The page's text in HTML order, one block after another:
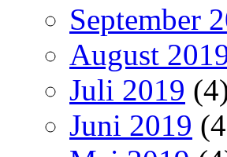
September
August
Juli 2019
Juni 2019